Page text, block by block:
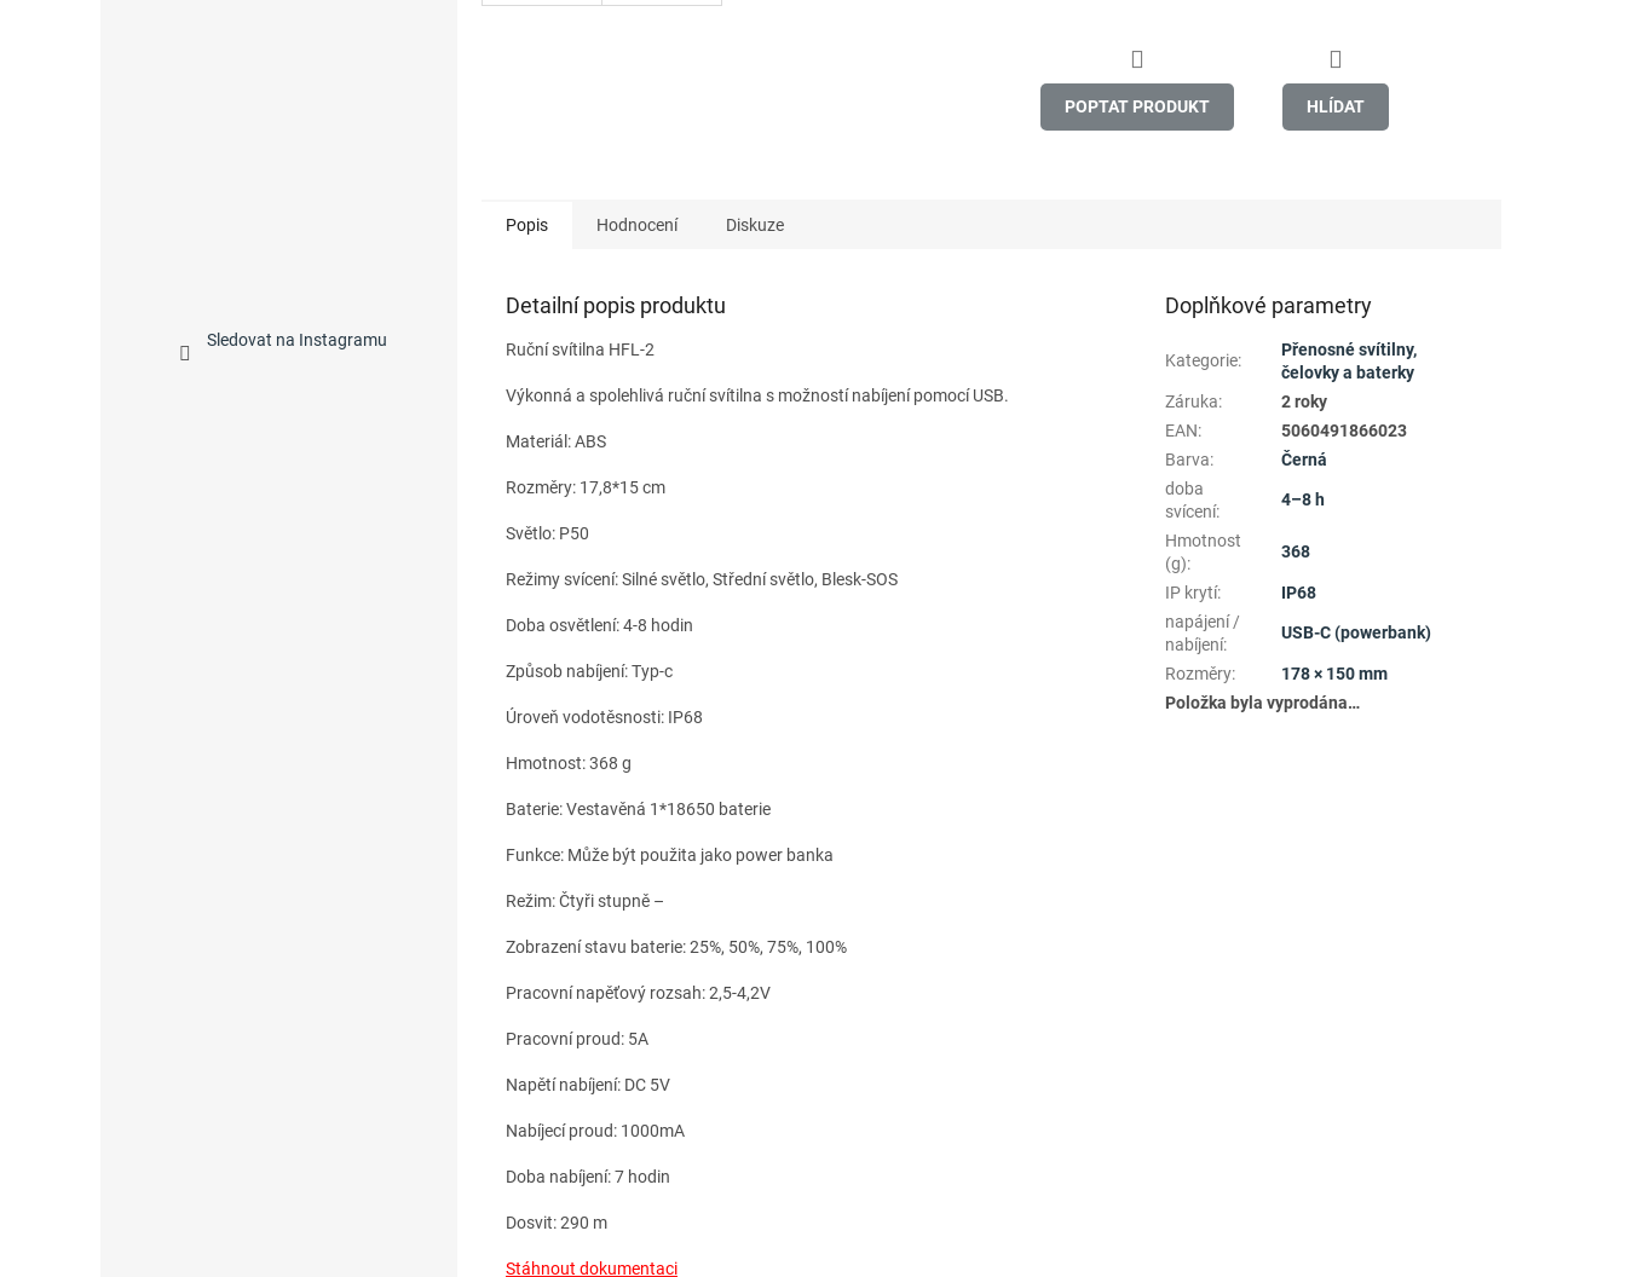
Sledovat na Instagramu
POPTAT PRODUKT HLÍDAT
Popis Hodnocení Diskuze
Detailní popis produktu
Ruční svítilna HFL-2
Výkonná a spolehlivá ruční svítilna s možností nabíjení pomocí USB.
Materiál: ABS
Rozměry: 17,8*15 cm
Světlo: P50
Režimy svícení: Silné světlo, Střední světlo, Blesk-SOS
Doba osvětlení: 4-8 hodin
Způsob nabíjení: Typ-c
Úroveň vodotěsnosti: IP68
Hmotnost: 368 g
Baterie: Vestavěná 1*18650 baterie
Funkce: Může být použita jako power banka
Režim: Čtyři stupně –
Zobrazení stavu baterie: 25%, 50%, 75%, 100%
Pracovní napěťový rozsah: 2,5-4,2V
Pracovní proud: 5A
Napětí nabíjení: DC 5V
Nabíjecí proud: 1000mA
Doba nabíjení: 7 hodin
Dosvit: 290 m
Stáhnout dokumentaci
Doplňkové parametry
Kategorie:
Přenosné svítilny,
čelovky a baterky
Záruka:
2 roky
EAN:
5060491866023
Barva:
Černá
doba
svícení:
4–8 h
Hmotnost
(g):
368
IP krytí:
IP68
napájení /
nabíjení:
USB-C (powerbank)
Rozměry:
178 × 150 mm
Položka byla vyprodána…